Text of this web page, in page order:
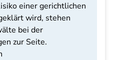
einer gerichtlichen
wird, stehen
bei der
zur Seite.